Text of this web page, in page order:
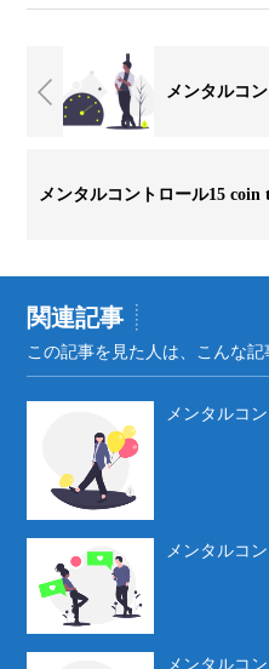
メンタルコ
メンタルコントロール15 coin
関連記事
この記事を見た人は、こんな記
メンタルコ
メンタルコ
メンタルコ